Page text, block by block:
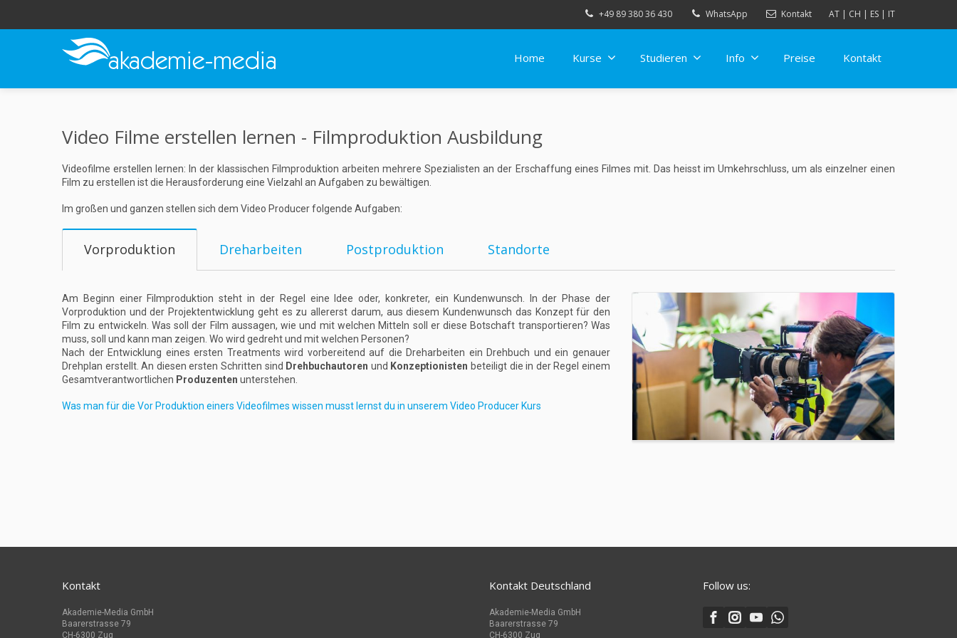
+49 89 380 36 430 WhatsApp Kontakt AT | CH | ES | IT
Home Kurse Studieren Info Preise Kontakt
Video Filme erstellen lernen - Filmproduktion Ausbildung
Videofilme erstellen lernen: In der klassischen Filmproduktion arbeiten mehrere Spezialisten an der Erschaffung eines Filmes mit. Das heisst im Umkehrschluss, um als einzelner einen
Film zu erstellen ist die Herausforderung eine Vielzahl an Aufgaben zu bewältigen.
Im großen und ganzen stellen sich dem Video Producer folgende Aufgaben:
Vorproduktion Dreharbeiten Postproduktion Standorte
Am Beginn einer Filmproduktion steht in der Regel eine Idee oder, konkreter, ein Kundenwunsch. In der Phase der
Vorproduktion und der Projektentwicklung geht es zu allererst darum, aus diesem Kundenwunsch das Konzept für den
Film zu entwickeln. Was soll der Film aussagen, wie und mit welchen Mitteln soll er diese Botschaft transportieren? Was
muss, soll und kann man zeigen. Wo wird gedreht und mit welchen Personen?
Nach der Entwicklung eines ersten Treatments wird vorbereitend auf die Dreharbeiten ein Drehbuch und ein genauer
Drehplan erstellt. An diesen ersten Schritten sind Drehbuchautoren und Konzeptionisten beteiligt die in der Regel einem
Gesamtverantwortlichen Produzenten unterstehen.
Was man für die Vor Produktion einers Videofilmes wissen musst lernst du in unserem Video Producer Kurs
Kontakt
Akademie-Media GmbH
Baarerstrasse 79
CH-6300 Zug
Kontakt Deutschland
Akademie-Media GmbH
Baarerstrasse 79
CH-6300 Zug
Follow us: